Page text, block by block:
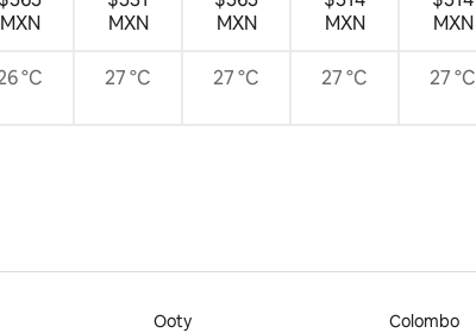
MXN
MXN
MXN
MXN
MXN
°C 27 °C 27 °C 27 °C 27 °C
Ooty
Colombo